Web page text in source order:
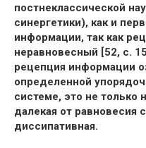
постнеклассической
синергетики), как и
информации, так как
неравновесный [52, с.
рецепция информации
определенной
системе, это не только
далекая от равновесия
диссипативная.